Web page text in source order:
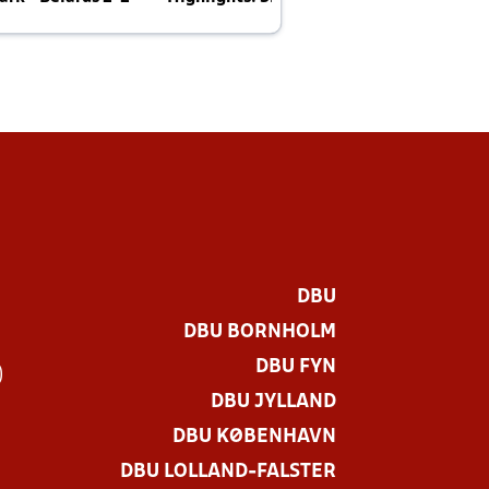
DBU
DBU BORNHOLM
DBU FYN
DBU JYLLAND
DBU KØBENHAVN
DBU LOLLAND-FALSTER